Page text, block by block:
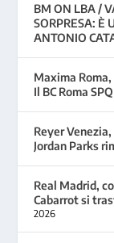
BM ON LBA /
SORPRESA: È
ANTONIO
Maxima
Il BC Roma
Reyer
Jordan Parks
Real Madrid,
Cabarrot si
2026